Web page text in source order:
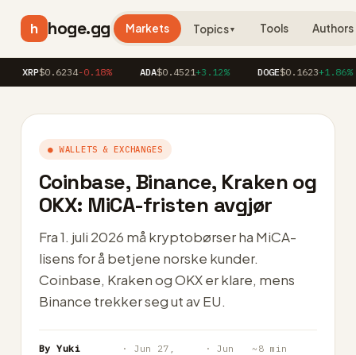
h hoge.gg Markets Topics▼ Tools Authors
$0.6234-0.18% ADA $0.4521+3.12% DOGE $0.1623+1.86%
● WALLETS & EXCHANGES
Coinbase, Binance, Kraken og
OKX: MiCA-fristen avgjør
Fra 1. juli 2026 må kryptobørser ha MiCA-
lisens for å betjene norske kunder.
Coinbase, Kraken og OKX er klare, mens
Binance trekker seg ut av EU.
By Yuki
· Jun 27,
· Jun
~8 min